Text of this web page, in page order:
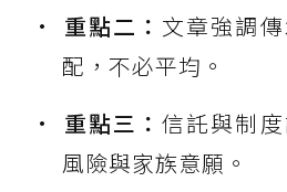
重點二： 文章強調
配，不必平均。
重點三：信託與制
風險與家族意願。